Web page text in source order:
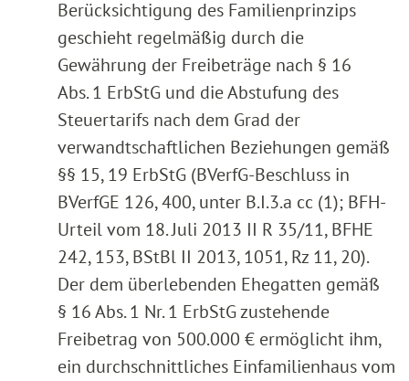
Berücksichtigung des Familienprinzips
geschieht regelmäßig durch die
Gewährung der Freibeträge nach § 16
Abs. 1 ErbStG und die Abstufung des
Steuertarifs nach dem Grad der
verwandtschaftlichen Beziehungen gemäß
§§ 15, 19 ErbStG (BVerfG-Beschluss in
BVerfGE 126, 400, unter B.I.3.a cc (1); BFH-
Urteil vom 18. Juli 2013 II R 35/11, BFHE
242, 153, BStBl II 2013, 1051, Rz 11, 20).
Der dem überlebenden Ehegatten gemäß
§ 16 Abs. 1 Nr. 1 ErbStG zustehende
Freibetrag von 500.000 € ermöglicht ihm,
ein durchschnittliches Einfamilienhaus vom